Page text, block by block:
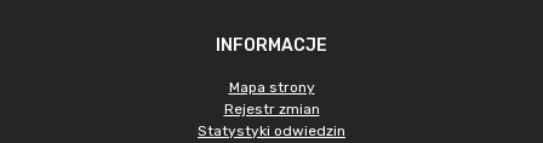
INFORMACJE
Mapa strony
Rejestr zmian
Statystyki odwiedzin